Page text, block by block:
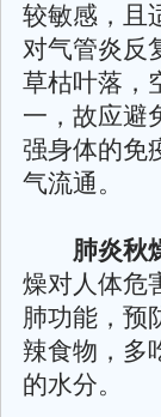
较敏感，且
对气管炎反
草枯叶落，
一，故应避
强身体的免
气流通。
肺炎秋
燥对人体危
肺功能，预
辣食物，多
的水分。